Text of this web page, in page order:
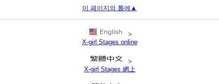
이 페이지의 톱에▲
>
X-girl Stages online
>
X-girl Stages 網上